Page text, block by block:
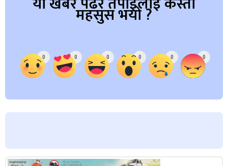
महसुस भयो ?
0 0 0 0 0 0